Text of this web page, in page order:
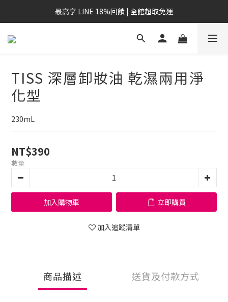
最高享 LINE 18%回饋 | 全館超取免運
TISS 深層卸妝油 乾濕兩用淨
化型
230mL
NT$390
數量
加入購物車 立即購買
加入追蹤清單
商品描述 送貨及付款方式